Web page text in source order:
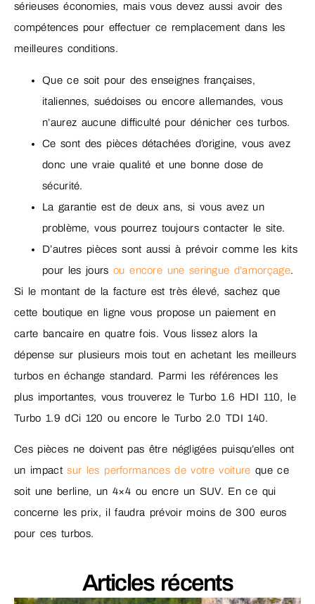
sérieuses économies, mais vous devez aussi avoir des
compétences pour effectuer ce remplacement dans les
meilleures conditions.
Que ce soit pour des enseignes françaises,
italiennes, suédoises ou encore allemandes, vous
n’aurez aucune difficulté pour dénicher ces turbos.
Ce sont des pièces détachées d’origine, vous avez
donc une vraie qualité et une bonne dose de
sécurité.
La garantie est de deux ans, si vous avez un
problème, vous pourrez toujours contacter le site.
D’autres pièces sont aussi à prévoir comme les kits
pour les joursou encore une seringue d’amorçage.
Si le montant de la facture est très élevé, sachez que
cette boutique en ligne vous propose un paiement en
carte bancaire en quatre fois. Vous lissez alors la
dépense sur plusieurs mois tout en achetant les meilleurs
turbos en échange standard. Parmi les références les
plus importantes, vous trouverez le Turbo 1.6 HDI 110, le
Turbo 1.9 dCi 120 ou encore le Turbo 2.0 TDI 140.
Ces pièces ne doivent pas être négligées puisqu’elles ont
un impactsur les performances de votre voiture que ce
soit une berline, un 4×4 ou encre un SUV. En ce qui
concerne les prix, il faudra prévoir moins de 300 euros
pour ces turbos.
Articles récents